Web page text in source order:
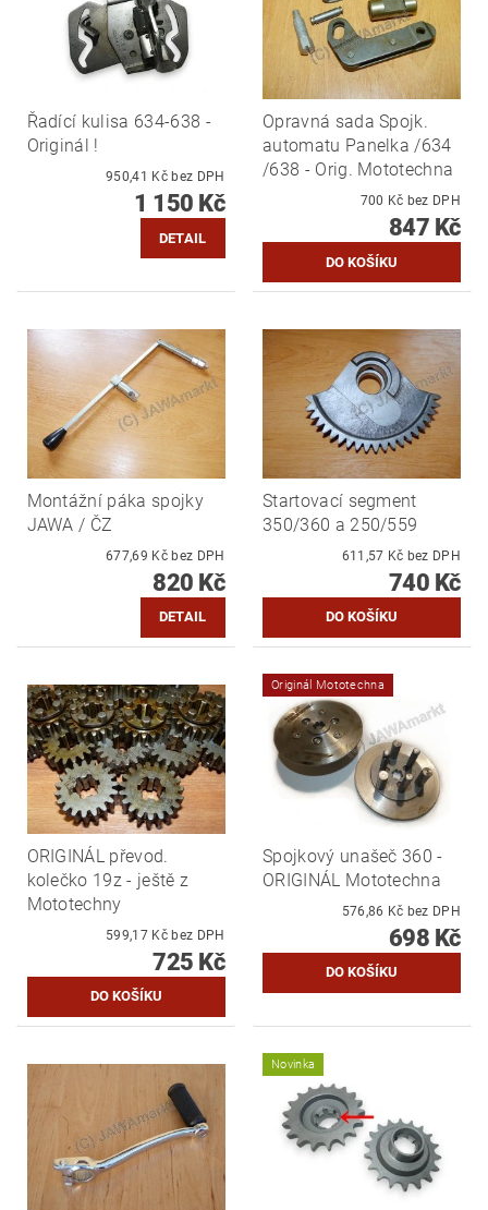
Řadící kulisa 634-638 -
Originál !
950,41 Kč bez DPH
1 150 Kč
DETAIL
Opravná sada Spojk.
automatu Panelka /634
/638 - Orig. Mototechna
700 Kč bez DPH
847 Kč
Montážní páka spojky
JAWA / ČZ
677,69 Kč bez DPH
820 Kč
DETAIL
Startovací segment
350/360 a 250/559
611,57 Kč bez DPH
740 Kč
ORIGINÁL převod.
kolečko 19z - ještě z
Mototechny
599,17 Kč bez DPH
725 Kč
Originál Mototechna
Spojkový unašeč 360 -
ORIGINÁL Mototechna
576,86 Kč bez DPH
698 Kč
Novinka